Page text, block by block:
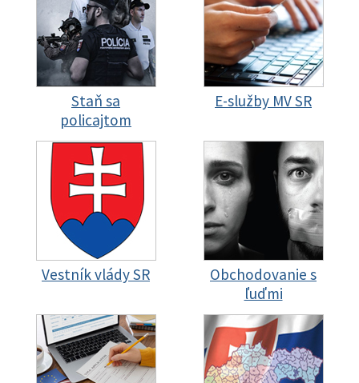
Staň sa
policajtom
E-služby MV SR
Vestník vlády SR
Obchodovanie s
ľuďmi